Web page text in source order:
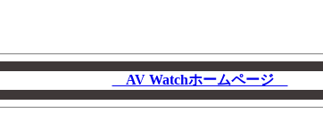
AV Watchホームページ